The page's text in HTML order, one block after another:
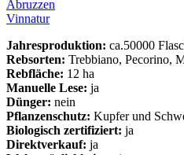
Abruzzen
Vinnatur
Jahresproduktion: ca.50000
Rebsorten: Trebbiano, Pecorino,
Rebfläche: 12 ha
Manuelle Lese: ja
Dünger: nein
Pflanzenschutz: Kupfer und
Biologisch zertifiziert: ja
Direktverkauf: ja